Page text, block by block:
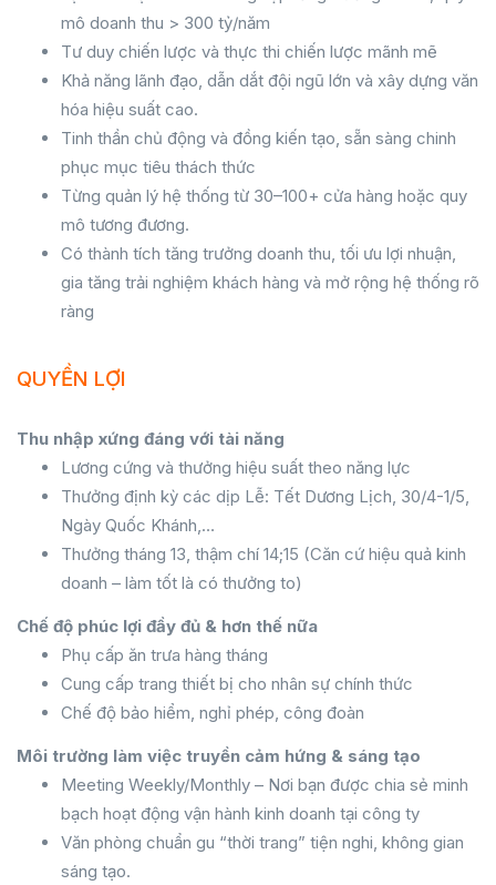
mô doanh thu > 300 tỷ/năm
Tư duy chiến lược và thực thi chiến lược mãnh mẽ
Khả năng lãnh đạo, dẫn dắt đội ngũ lớn và xây dựng văn
hóa hiệu suất cao.
Tinh thần chủ động và đồng kiến tạo, sẵn sàng chinh
phục mục tiêu thách thức
Từng quản lý hệ thống từ 30–100+ cửa hàng hoặc quy
mô tương đương.
Có thành tích tăng trưởng doanh thu, tối ưu lợi nhuận,
gia tăng trải nghiệm khách hàng và mở rộng hệ thống rõ
ràng
QUYỀN LỢI
Thu nhập xứng đáng với tài năng
Lương cứng và thưởng hiệu suất theo năng lực
Thưởng định kỳ các dịp Lễ: Tết Dương Lịch, 30/4-1/5,
Ngày Quốc Khánh,…
Thưởng tháng 13, thậm chí 14;15 (Căn cứ hiệu quả kinh
doanh – làm tốt là có thưởng to)
Chế độ phúc lợi đầy đủ & hơn thế nữa
Phụ cấp ăn trưa hàng tháng
Cung cấp trang thiết bị cho nhân sự chính thức
Chế độ bảo hiểm, nghỉ phép, công đoàn
Môi trường làm việc truyền cảm hứng & sáng tạo
Meeting Weekly/Monthly – Nơi bạn được chia sẻ minh
bạch hoạt động vận hành kinh doanh tại công ty
Văn phòng chuẩn gu “thời trang” tiện nghi, không gian
sáng tạo.